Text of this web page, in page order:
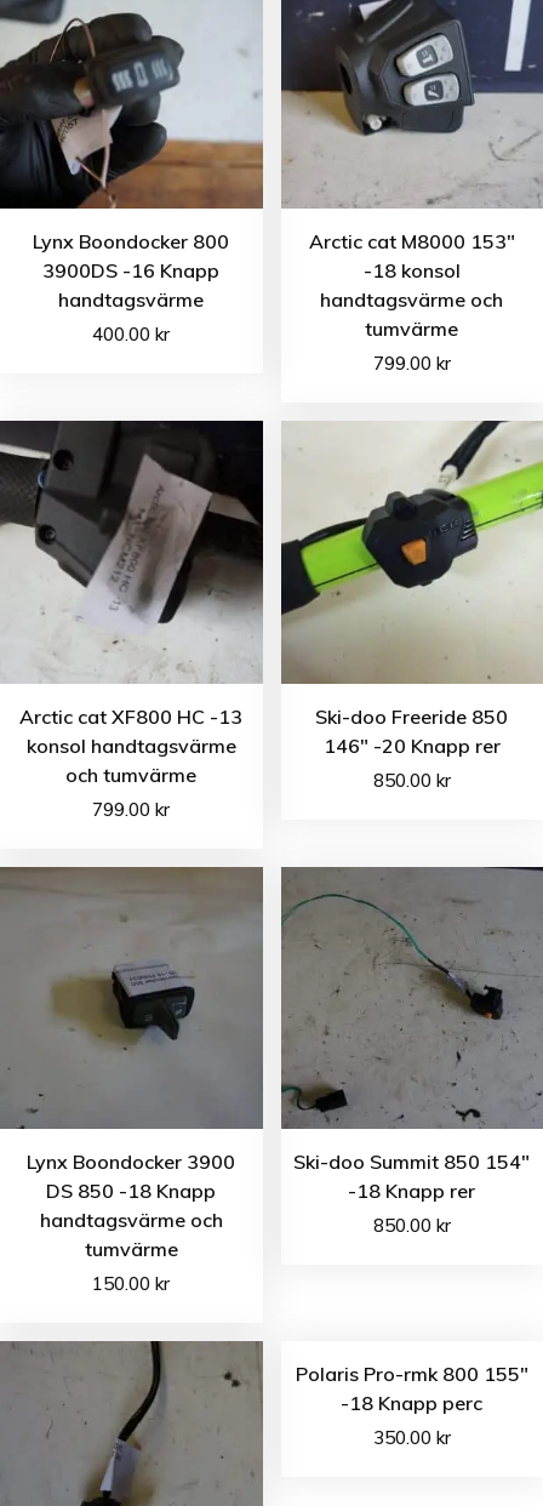
Lynx Boondocker 800
3900DS -16 Knapp
handtagsvärme
400.00kr
Arctic cat M8000 153″
-18 konsol
handtagsvärme och
tumvärme
799.00 kr
Arctic cat XF800 HC -13
konsol handtagsvärme
och tumvärme
799.00kr
Ski-doo Freeride 850
146″ -20 Knapp rer
850.00 kr
Lynx Boondocker 3900
DS 850 -18 Knapp
handtagsvärme och
tumvärme
150.00kr
Ski-doo Summit 850 154″
-18 Knapp rer
850.00 kr
Polaris Pro-rmk 800 155″
-18 Knapp perc
350.00 kr